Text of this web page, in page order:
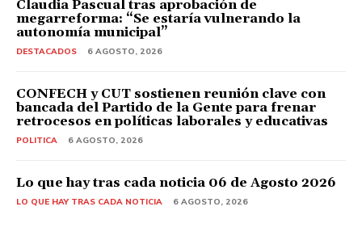
Claudia Pascual tras aprobación de
megarreforma: “Se estaría vulnerando la
autonomía municipal”
DESTACADOS 6 AGOSTO, 2026
CONFECH y CUT sostienen reunión clave con
bancada del Partido de la Gente para frenar
retrocesos en políticas laborales y educativas
POLITICA 6 AGOSTO, 2026
Lo que hay tras cada noticia 06 de Agosto 2026
LO QUE HAY TRAS CADA NOTICIA 6 AGOSTO, 2026